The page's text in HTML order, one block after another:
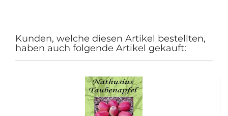
Kunden, welche diesen Artikel bestellten,
haben auch folgende Artikel gekauft: